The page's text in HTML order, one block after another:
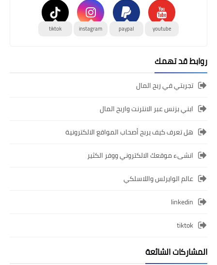
youtube
paypal
instagram
tiktok
روابط قد تهمك
تجربتي في ربح المال
ابني بزنس عبر الانترنت واربح المال
هل تعرف كيف يربح أصحاب المواقع الالكترونية
انشىء موقعك الالكتروني ووفر الكثير
عالم الوايرلس واللاسلكي
linkedin
tiktok
المشاركات الشائعة